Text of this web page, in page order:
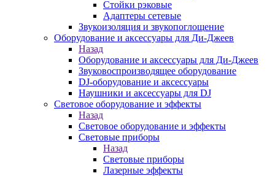
Стойки рэковые
Адаптеры сетевые
Звукоизоляция и звукопоглощение
Оборудование и аксессуары для Ди-Джеев
Назад
Оборудование и аксессуары для Ди-Джеев
Звуковоспроизводящее оборудование
DJ-оборудование и аксессуары
Наушники и аксессуары для DJ
Световое оборудование и эффекты
Назад
Световое оборудование и эффекты
Световые приборы
Назад
Световые приборы
Лазерные эффекты